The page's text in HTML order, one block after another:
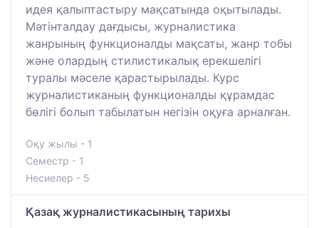
идея қалыптастыру мақсатында оқытылады.
Мәтінталдау дағдысы, журналистика
жанрының функционалды мақсаты, жанр тобы
және олардың стилистикалық ерекшелігі
туралы мәселе қарастырылады. Курс
журналистиканың функционалды құрамдас
бөлігі болып табылатын негізін оқуға арналған.
Оқу жылы - 1
Семестр - 1
Несиелер - 5
Қазақ журналистикасының тарихы